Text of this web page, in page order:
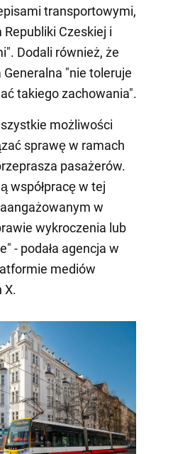
transportowymi,
Czeskiej i
Dodali również, że
"nie toleruje
takiego zachowania".
możliwości
sprawę w ramach
pasażerów.
współpracę w tej
w
wykroczenia lub
- podała agencja w
mediów
X.